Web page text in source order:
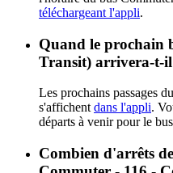
téléchargeant l'appli.
Quand le prochain
Transit) arrivera-t-
Les prochains passages
s'affichent dans l'appli.
départs à venir pour le
Combien d'arrêts